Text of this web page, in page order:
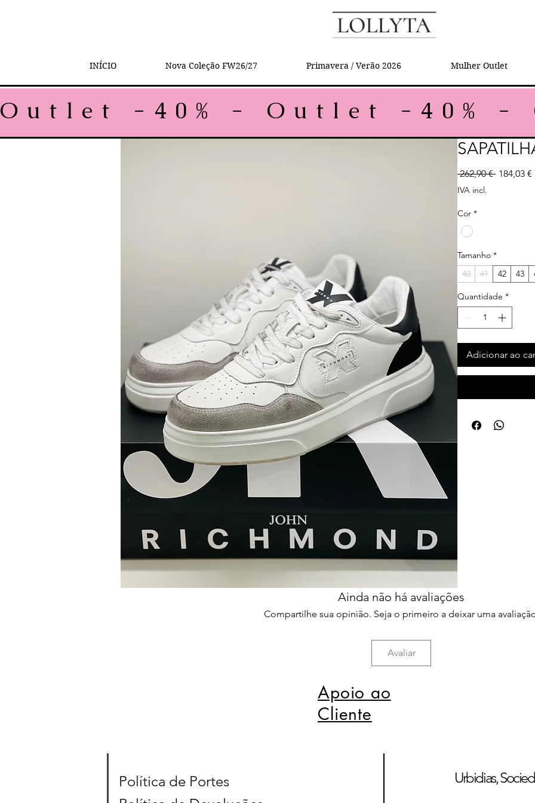
INÍCIO Nova Coleção FW26/27 Primavera / Verão 2026 Mulher Outlet
Outlet -40% -
262,90 € Preço
184,03 €
IVA incl.
Cor *
Tamanho *
40
41 42 43
Quantidade *
Adicionar ao
Ainda não há avaliações
Compartilhe sua opinião. Seja o primeiro a deixar uma
Avaliar
Apoio ao
Cliente
Política de Portes
Urbidias,